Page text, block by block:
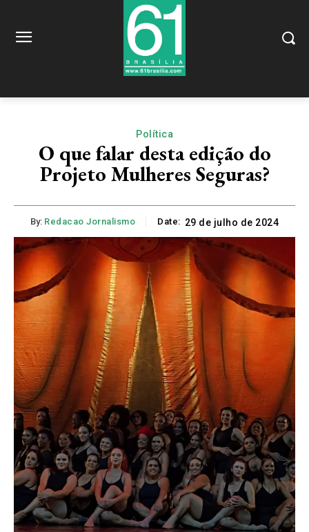
Política
O que falar desta edição do
Projeto Mulheres Seguras?
By: Redacao Jornalismo Date: 29 de julho de 2024